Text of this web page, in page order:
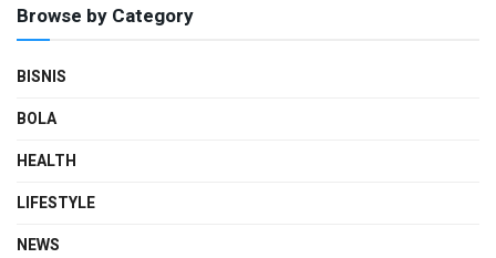
Browse by Category
BISNIS
BOLA
HEALTH
LIFESTYLE
NEWS